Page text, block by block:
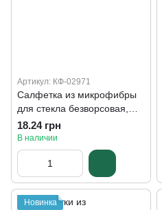
Артикул: КФ-02971
Салфетка из микрофибры
для стекла безворсовая,
30*30 см
18.24 грн
В наличии
Новинка